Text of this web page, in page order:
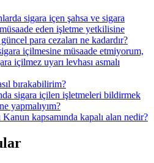
sigara içen şahsa ve sigara
eden işletme yetkilisine
para cezaları ne kadardır?
içilmesine müsaade etmiyorum,
içilmez uyarı levhası asmalı
bırakabilirim?
sigara içilen işletmeleri bildirmek
yapmalıyım?
Kanun kapsamında kapalı alan nedir?